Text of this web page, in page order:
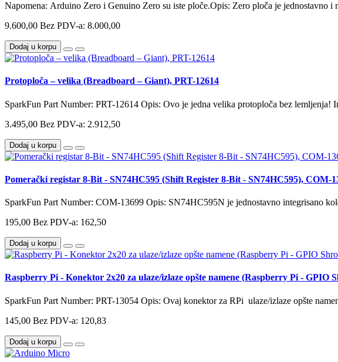
Napomena: Arduino Zero i Genuino Zero su iste ploče.Opis: Zero ploča je jednostavno i
9.600,00 Bez PDV-a: 8.000,00
Dodaj u korpu
Protoploča – velika (Breadboard – Giant), PRT-12614
SparkFun Part Number: PRT-12614 Opis: Ovo je jedna velika protoploča bez lemljenja!
3.495,00 Bez PDV-a: 2.912,50
Dodaj u korpu
Pomerački registar 8-Bit - SN74HC595 (Shift Register 8-Bit - SN74HC595), COM-
SparkFun Part Number: COM-13699 Opis: SN74HC595N je jednostavno integrisano
195,00 Bez PDV-a: 162,50
Dodaj u korpu
Raspberry Pi - Konektor 2x20 za ulaze/izlaze opšte namene (Raspberry Pi - GPIO
SparkFun Part Number: PRT-13054 Opis: Ovaj konektor za RPi ulaze/izlaze opšte
145,00 Bez PDV-a: 120,83
Dodaj u korpu